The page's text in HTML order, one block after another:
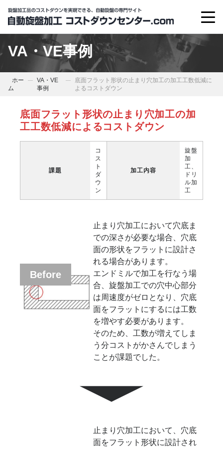
VA・VE事例
ホー
ム
VA・VE
事例
底面フラット形状の止まり穴加工の加工工数低減に
よるコストダウン
底面フラット形状の止まり穴加工の加
工工数低減によるコストダウン
課題
コ
ス
ト
ダ
ウ
ン
加工内容
旋盤
加
工、
ドリ
ル加
工
Before
止まり穴加工において穴底ま
での深さが必要な場合、穴底
面の形状をフラットに設計さ
れる場合があります。
エンドミルで加工を行なう場
合、旋盤加工での穴中心部分
は周速度がゼロとなり、穴底
面をフラットにするには工数
を増やす必要があります。
そのため、工数が増えてしま
う分コストがかさんでしまう
ことが課題でした。
止まり穴加工において、穴底
面をフラット形状に設計され